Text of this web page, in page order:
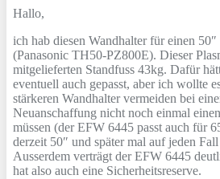
Hallo,
ich hab diesen Wandhalter für einen
(Panasonic TH50-PZ800E). Dieser
mitgelieferten Standfuss 43kg. Dafür
eventuell auch gepasst, aber ich wollte
stärkeren Wandhalter vermeiden bei
Neuanschaffung nicht noch einmal
müssen (der EFW 6445 passt auch für
derzeit 50″ und später mal auf jeden
Ausserdem verträgt der EFW 6445
hat also auch eine Sicherheitsreserve.